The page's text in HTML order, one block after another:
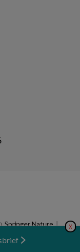
Springer Nature| X
Abonneren